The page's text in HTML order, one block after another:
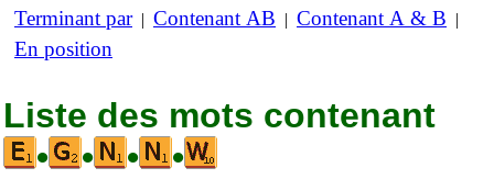
Terminant par| Contenant AB | Contenant A & B |
En position
Liste des mots contenant
•
• • •